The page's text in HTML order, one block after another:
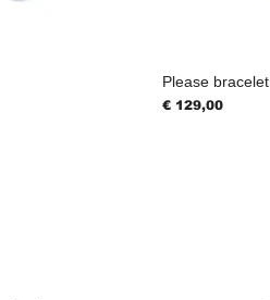
Please bracelet
Prijs
€ 129,00